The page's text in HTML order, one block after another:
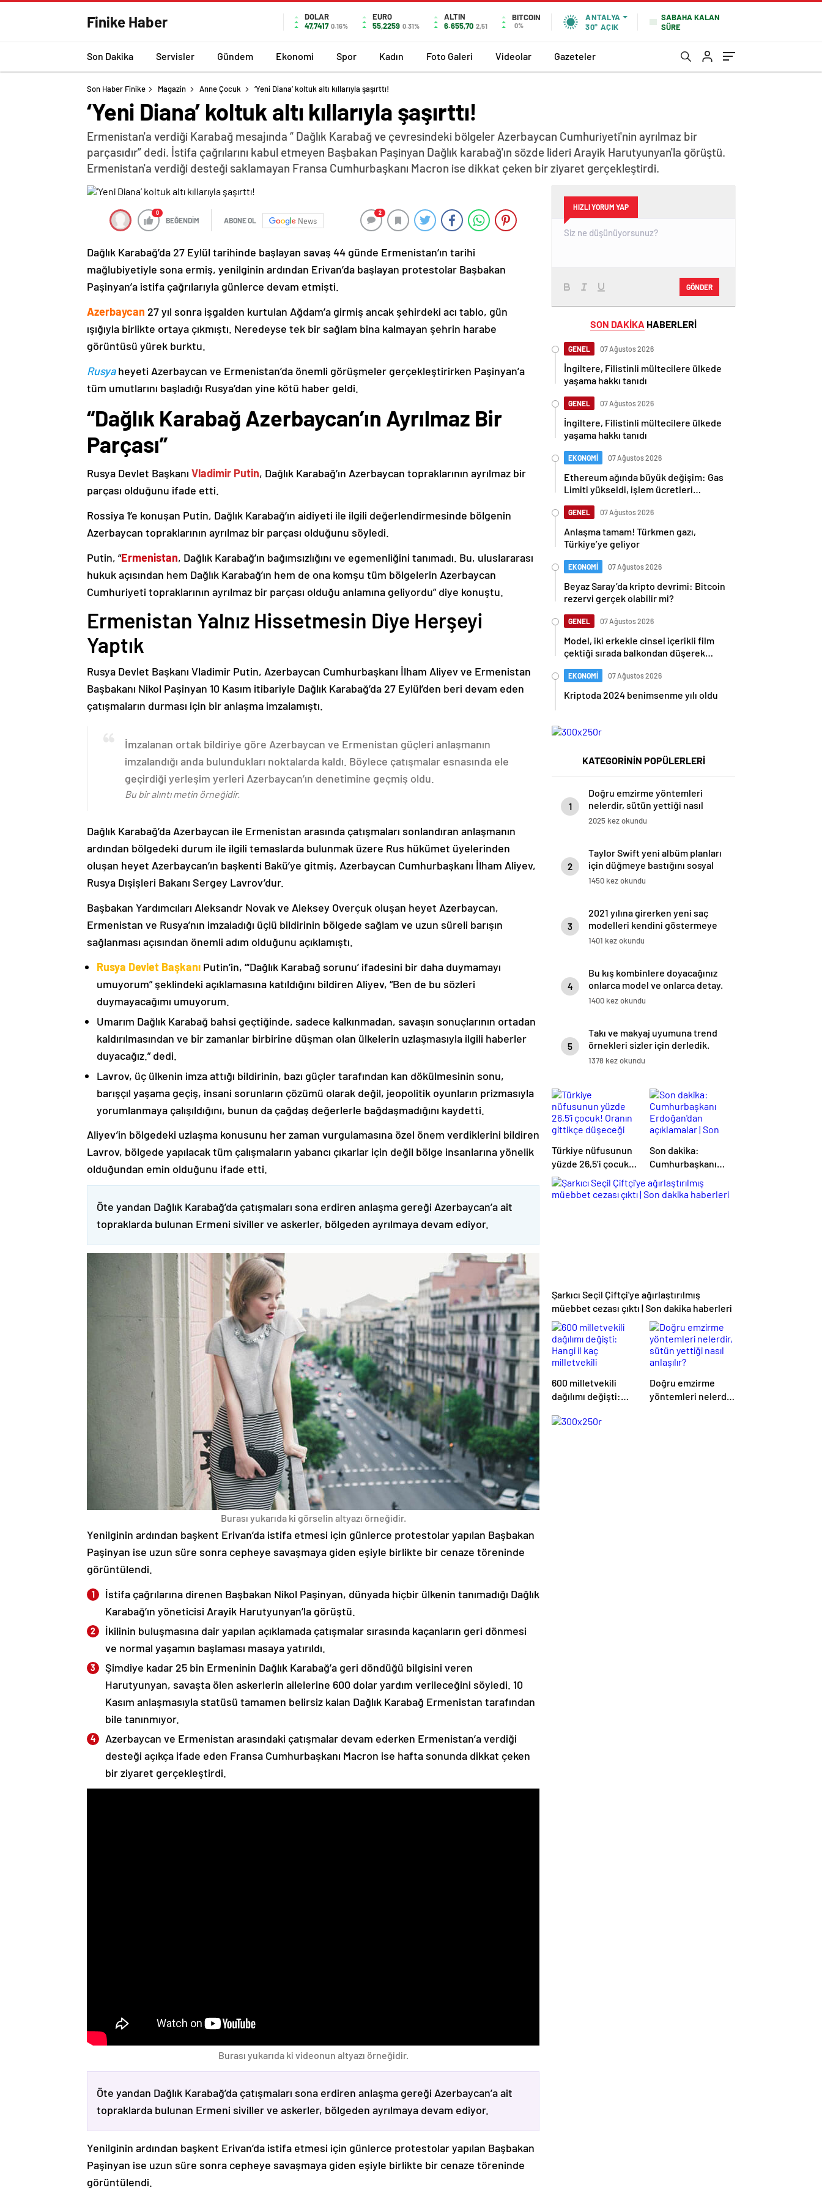
Finike Haber
DOLAR
47,7417 0.16%
EURO
55,2259 0.31%
ALTIN
6.655,70 2,51
BITCOIN
0%
ANTALYA
30° AÇIK
SABAHA KALAN
SÜRE
Son Dakika Servisler Gündem Ekonomi Spor Kadın Foto Galeri Videolar Gazeteler
Son Haber Finike Magazin Anne Çocuk ‘Yeni Diana’ koltuk altı kıllarıyla şaşırttı!
‘Yeni Diana’ koltuk altı kıllarıyla şaşırttı!
Ermenistan'a verdiği Karabağ mesajında “ Dağlık Karabağ ve çevresindeki bölgeler Azerbaycan Cumhuriyeti'nin ayrılmaz bir
parçasıdır” dedi. İstifa çağrılarını kabul etmeyen Başbakan Paşinyan Dağlık karabağ'ın sözde lideri Arayik Harutyunyan'la görüştü.
Ermenistan'a verdiği desteği saklamayan Fransa Cumhurbaşkanı Macron ise dikkat çeken bir ziyaret gerçekleştirdi.
0
BEĞENDİM ABONE OL News
2
Dağlık Karabağ’da 27 Eylül tarihinde başlayan savaş 44 günde Ermenistan’ın tarihi
mağlubiyetiyle sona ermiş, yenilginin ardından Erivan’da başlayan protestolar Başbakan
Paşinyan’a istifa çağrılarıyla günlerce devam etmişti.
Azerbaycan 27 yıl sonra işgalden kurtulan Ağdam’a girmiş ancak şehirdeki acı tablo, gün
ışığıyla birlikte ortaya çıkmıştı. Neredeyse tek bir sağlam bina kalmayan şehrin harabe
görüntüsü yürek burktu.
Rusyaheyeti Azerbaycan ve Ermenistan’da önemli görüşmeler gerçekleştirirken Paşinyan’a
tüm umutlarını başladığı Rusya’dan yine kötü haber geldi.
“Dağlık Karabağ Azerbaycan’ın Ayrılmaz Bir
Parçası”
Rusya Devlet Başkanı Vladimir Putin, Dağlık Karabağ’ın Azerbaycan topraklarının ayrılmaz bir
parçası olduğunu ifade etti.
Rossiya 1’e konuşan Putin, Dağlık Karabağ’ın aidiyeti ile ilgili değerlendirmesinde bölgenin
Azerbaycan topraklarının ayrılmaz bir parçası olduğunu söyledi.
Putin, “Ermenistan, Dağlık Karabağ’ın bağımsızlığını ve egemenliğini tanımadı. Bu, uluslararası
hukuk açısından hem Dağlık Karabağ’ın hem de ona komşu tüm bölgelerin Azerbaycan
Cumhuriyeti topraklarının ayrılmaz bir parçası olduğu anlamına geliyordu” diye konuştu.
Ermenistan Yalnız Hissetmesin Diye Herşeyi
Yaptık
Rusya Devlet Başkanı Vladimir Putin, Azerbaycan Cumhurbaşkanı İlham Aliyev ve Ermenistan
Başbakanı Nikol Paşinyan 10 Kasım itibariyle Dağlık Karabağ’da 27 Eylül’den beri devam eden
çatışmaların durması için bir anlaşma imzalamıştı.
İmzalanan ortak bildiriye göre Azerbaycan ve Ermenistan güçleri anlaşmanın
imzalandığı anda bulundukları noktalarda kaldı. Böylece çatışmalar esnasında ele
geçirdiği yerleşim yerleri Azerbaycan’ın denetimine geçmiş oldu.
Bu bir alıntı metin örneğidir.
Dağlık Karabağ’da Azerbaycan ile Ermenistan arasında çatışmaları sonlandıran anlaşmanın
ardından bölgedeki durum ile ilgili temaslarda bulunmak üzere Rus hükümet üyelerinden
oluşan heyet Azerbaycan’ın başkenti Bakü’ye gitmiş, Azerbaycan Cumhurbaşkanı İlham Aliyev,
Rusya Dışişleri Bakanı Sergey Lavrov’dur.
Başbakan Yardımcıları Aleksandr Novak ve Aleksey Overçuk oluşan heyet Azerbaycan,
Ermenistan ve Rusya’nın imzaladığı üçlü bildirinin bölgede sağlam ve uzun süreli barışın
sağlanması açısından önemli adım olduğunu açıklamıştı.
Rusya Devlet Başkanı Putin’in, “‘Dağlık Karabağ sorunu’ ifadesini bir daha duymamayı
umuyorum” şeklindeki açıklamasına katıldığını bildiren Aliyev, “Ben de bu sözleri
duymayacağımı umuyorum.
Umarım Dağlık Karabağ bahsi geçtiğinde, sadece kalkınmadan, savaşın sonuçlarının ortadan
kaldırılmasından ve bir zamanlar birbirine düşman olan ülkelerin uzlaşmasıyla ilgili haberler
duyacağız.” dedi.
Lavrov, üç ülkenin imza attığı bildirinin, bazı güçler tarafından kan dökülmesinin sonu,
barışçıl yaşama geçiş, insani sorunların çözümü olarak değil, jeopolitik oyunların prizmasıyla
yorumlanmaya çalışıldığını, bunun da çağdaş değerlerle bağdaşmadığını kaydetti.
Aliyev’in bölgedeki uzlaşma konusunu her zaman vurgulamasına özel önem verdiklerini bildiren
Lavrov, bölgede yapılacak tüm çalışmaların yabancı çıkarlar için değil bölge insanlarına yönelik
olduğundan emin olduğunu ifade etti.
Öte yandan Dağlık Karabağ’da çatışmaları sona erdiren anlaşma gereği Azerbaycan’a ait
topraklarda bulunan Ermeni siviller ve askerler, bölgeden ayrılmaya devam ediyor.
Burası yukarıda ki görselin altyazı örneğidir.
Yenilginin ardından başkent Erivan’da istifa etmesi için günlerce protestolar yapılan Başbakan
Paşinyan ise uzun süre sonra cepheye savaşmaya giden eşiyle birlikte bir cenaze töreninde
görüntülendi.
İstifa çağrılarına direnen Başbakan Nikol Paşinyan, dünyada hiçbir ülkenin tanımadığı Dağlık
Karabağ’ın yöneticisi Arayik Harutyunyan’la görüştü.
İkilinin buluşmasına dair yapılan açıklamada çatışmalar sırasında kaçanların geri dönmesi
ve normal yaşamın başlaması masaya yatırıldı.
Şimdiye kadar 25 bin Ermeninin Dağlık Karabağ’a geri döndüğü bilgisini veren
Harutyunyan, savaşta ölen askerlerin ailelerine 600 dolar yardım verileceğini söyledi. 10
Kasım anlaşmasıyla statüsü tamamen belirsiz kalan Dağlık Karabağ Ermenistan tarafından
bile tanınmıyor.
Azerbaycan ve Ermenistan arasındaki çatışmalar devam ederken Ermenistan’a verdiği
desteği açıkça ifade eden Fransa Cumhurbaşkanı Macron ise hafta sonunda dikkat çeken
bir ziyaret gerçekleştirdi.
Burası yukarıda ki videonun altyazı örneğidir.
Öte yandan Dağlık Karabağ’da çatışmaları sona erdiren anlaşma gereği Azerbaycan’a ait
topraklarda bulunan Ermeni siviller ve askerler, bölgeden ayrılmaya devam ediyor.
Yenilginin ardından başkent Erivan’da istifa etmesi için günlerce protestolar yapılan Başbakan
Paşinyan ise uzun süre sonra cepheye savaşmaya giden eşiyle birlikte bir cenaze töreninde
görüntülendi.
HIZLI YORUM YAP
GÖNDER
SON DAKİKA HABERLERİ
GENEL 07 Ağustos 2026
İngiltere, Filistinli mültecilere ülkede
yaşama hakkı tanıdı
GENEL 07 Ağustos 2026
İngiltere, Filistinli mültecilere ülkede
yaşama hakkı tanıdı
EKONOMİ 07 Ağustos 2026
Ethereum ağında büyük değişim: Gas
Limiti yükseldi, işlem ücretleri
GENEL 07 Ağustos 2026
Anlaşma tamam! Türkmen gazı,
Türkiye’ye geliyor
EKONOMİ 07 Ağustos 2026
Beyaz Saray’da kripto devrimi: Bitcoin
rezervi gerçek olabilir mi?
GENEL 07 Ağustos 2026
Model, iki erkekle cinsel içerikli film
çektiği sırada balkondan düşerek
EKONOMİ 07 Ağustos 2026
Kriptoda 2024 benimsenme yılı oldu
KATEGORİNİN POPÜLERLERİ
1
Doğru emzirme yöntemleri
nelerdir, sütün yettiği nasıl
anlaşılır?
2025 kez okundu
2
Taylor Swift yeni albüm planları
için düğmeye bastığını sosyal
medyadan duyurdu!
1450 kez okundu
3
2021 yılına girerken yeni saç
modelleri kendini göstermeye
başladı.
1401 kez okundu
4
Bu kış kombinlere doyacağınız
onlarca model ve onlarca detay.
1400 kez okundu
5
Takı ve makyaj uyumuna trend
örnekleri sizler için derledik.
1378 kez okundu
Türkiye nüfusunun
yüzde 26,5’i çocuk!
Oranın gittikçe
düşeceği
Son dakika:
Cumhurbaşkanı
Erdoğan'dan
açıklamalar | Son
Şarkıcı Seçil Çiftçi'ye ağırlaştırılmış
müebbet cezası çıktı | Son dakika haberleri
600 milletvekili
dağılımı değişti:
milletvekili
Doğru emzirme
yöntemleri nelerdir,